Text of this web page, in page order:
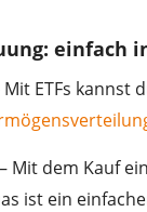
einfach
Mit ETFs kannst
– Mit dem Kauf
ist ein